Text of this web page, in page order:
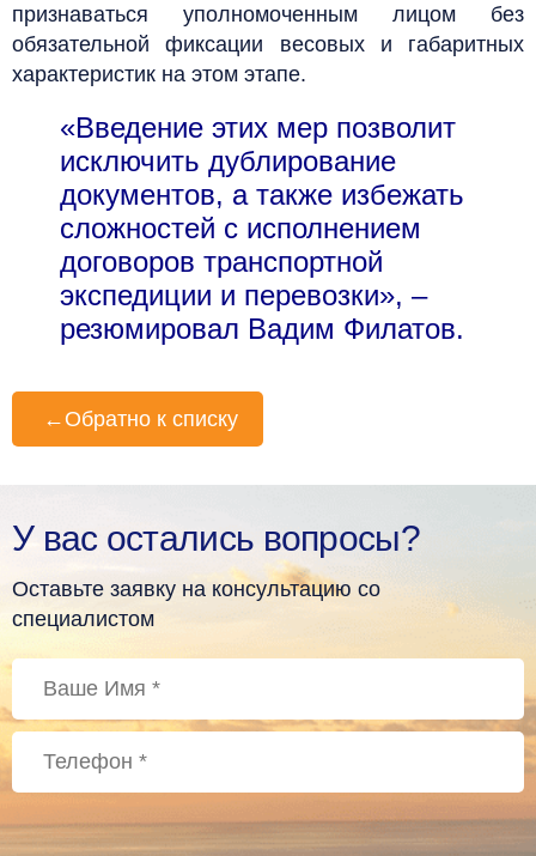
признаваться уполномоченным лицом без
обязательной фиксации весовых и габаритных
характеристик на этом этапе.
«Введение этих мер позволит
исключить дублирование
документов, а также избежать
сложностей с исполнением
договоров транспортной
экспедиции и перевозки», –
резюмировал Вадим Филатов.
← Обратно к списку
У вас остались вопросы?
Оставьте заявку на консультацию со
специалистом